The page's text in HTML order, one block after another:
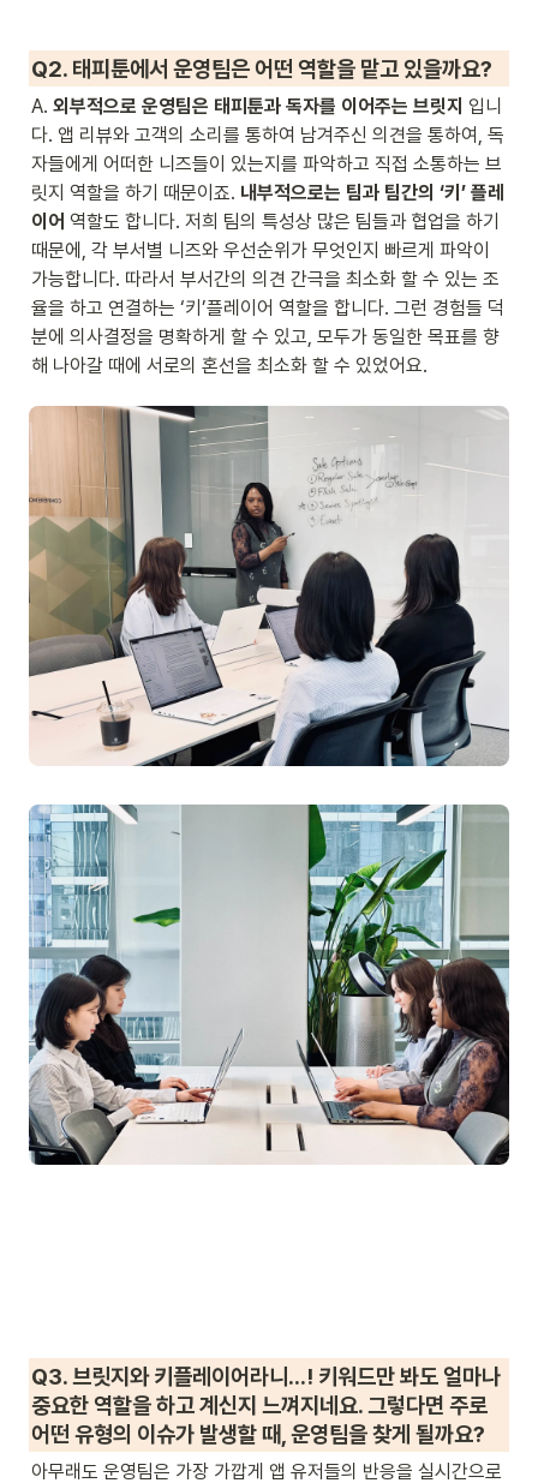
Q2. 태피툰에서 운영팀은 어떤 역할을 맡고 있을까요?
A. 외부적으로 운영팀은 태피툰과 독자를 이어주는 브릿지 입니
다. 앱 리뷰와 고객의 소리를 통하여 남겨주신 의견을 통하여, 독
자들에게 어떠한 니즈들이 있는지를 파악하고 직접 소통하는 브
릿지 역할을 하기 때문이죠. 내부적으로는 팀과 팀간의 ‘키’ 플레
이어 역할도 합니다. 저희 팀의 특성상 많은 팀들과 협업을 하기
때문에, 각 부서별 니즈와 우선순위가 무엇인지 빠르게 파악이
가능합니다. 따라서 부서간의 의견 간극을 최소화 할 수 있는 조
율을 하고 연결하는 ‘키’플레이어 역할을 합니다. 그런 경험들 덕
분에 의사결정을 명확하게 할 수 있고, 모두가 동일한 목표를 향
해 나아갈 때에 서로의 혼선을 최소화 할 수 있었어요.
Q3. 브릿지와 키플레이어라니…! 키워드만 봐도 얼마나
중요한 역할을 하고 계신지 느껴지네요. 그렇다면 주로
어떤 유형의 이슈가 발생할 때, 운영팀을 찾게 될까요?
아무래도 운영팀은 가장 가깝게 앱 유저들의 반응을 실시간으로